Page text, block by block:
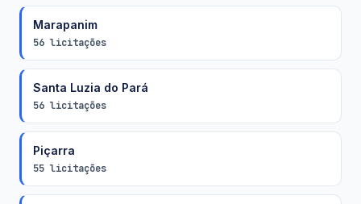
Marapanim
56 licitações
Santa Luzia do Pará
56 licitações
Piçarra
55 licitações